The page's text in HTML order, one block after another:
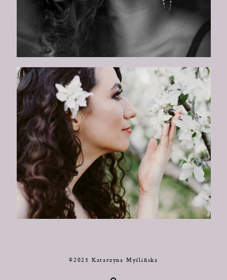
©2025 Katarzyna Myślińska